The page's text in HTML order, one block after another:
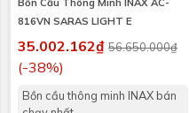
Bồn Cầu Thông Minh INAX AC-
816VN SARAS LIGHT E
35.002.162₫ 56.650.000₫
(-38%)
Bồn cầu thông minh INAX bán